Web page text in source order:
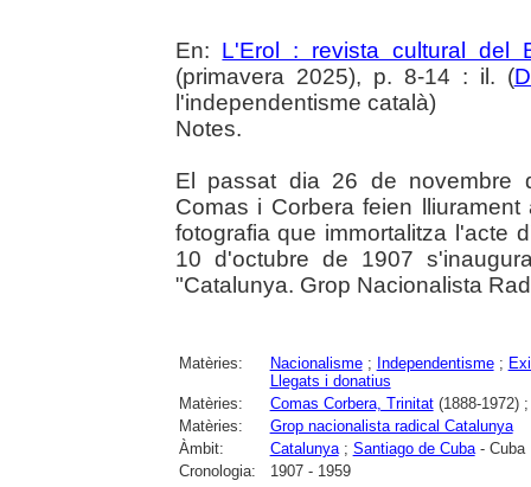
En: L'Erol : revista cultural del
(primavera 2025), p. 8-14 : il. (
l'independentisme català)
Notes.
El passat dia 26 de novembre
Comas i Corbera feien
fotografia que immortalitza l'acte
10 d'octubre de 1907
"Catalunya. Grop Nacionalista
Matèries: Nacionalisme; Independentisme;
Llegats i donatius
Matèries:
Comas Corbera, Trinitat(1888-1972)
Matèries:
Grop nacionalista radical Catalunya
Àmbit:
Catalunya; Santiago de Cuba- Cuba
Cronologia:
1907 - 1959